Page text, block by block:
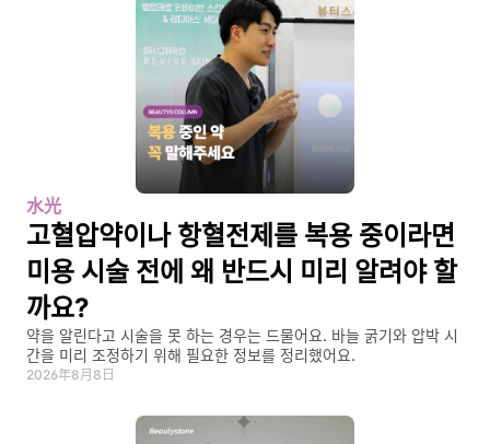
水光
고혈압약이나 항혈전제를 복용 중이라면
미용 시술 전에 왜 반드시 미리 알려야 할
까요?
약을 알린다고 시술을 못 하는 경우는 드물어요. 바늘 굵기와 압박 시
간을 미리 조정하기 위해 필요한 정보를 정리했어요.
2026年8月8日